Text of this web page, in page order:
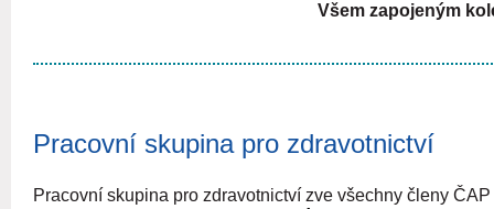
Všem zapojeným
Pracovní skupina pro zdravotnictví
Pracovní skupina pro zdravotnictví zve všechny členy ČAP